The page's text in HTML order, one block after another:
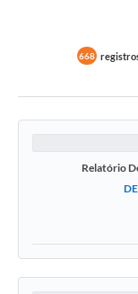
668
Relatório